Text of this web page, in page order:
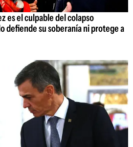
es el culpable del colapso
defiende su soberanía ni protege a